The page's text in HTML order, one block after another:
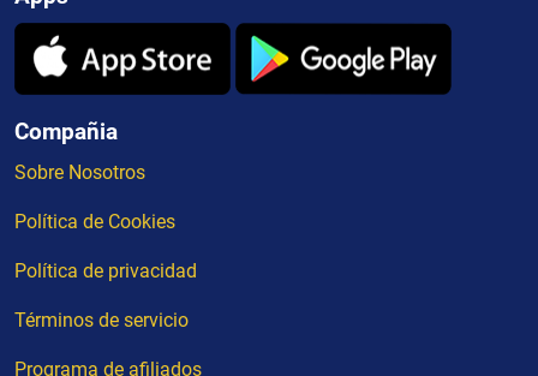
Compañia
Sobre Nosotros
Política de Cookies
Política de privacidad
Términos de servicio
Programa de afiliados